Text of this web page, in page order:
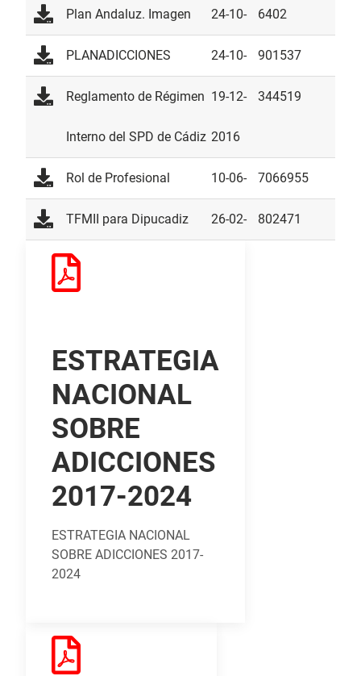
2013
Plan Andaluz. Imagen 24-10-
2018
6402
PLANADICCIONES 24-10-
2018
901537
Reglamento de Régimen
Interno del SPD de Cádiz
19-12-
2016
344519
Rol de Profesional 10-06-
2014
7066955
TFMII para Dipucadiz 26-02- 802471
ESTRATEGIA
NACIONAL
SOBRE
ADICCIONES
2017-2024
ESTRATEGIA NACIONAL
SOBRE ADICCIONES 2017-
2024